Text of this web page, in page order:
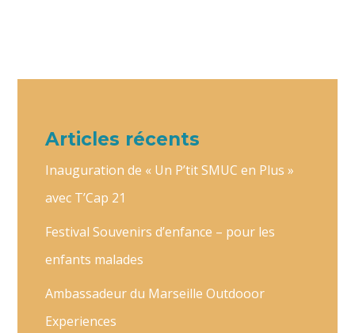
Articles récents
Inauguration de « Un P’tit SMUC en Plus »
avec T’Cap 21
Festival Souvenirs d’enfance – pour les
enfants malades
Ambassadeur du Marseille Outdooor
Experiences